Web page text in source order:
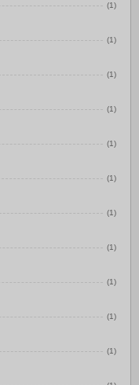
(1)
(1)
(1)
(1)
(1)
(1)
(1)
(1)
(1)
(1)
(1)